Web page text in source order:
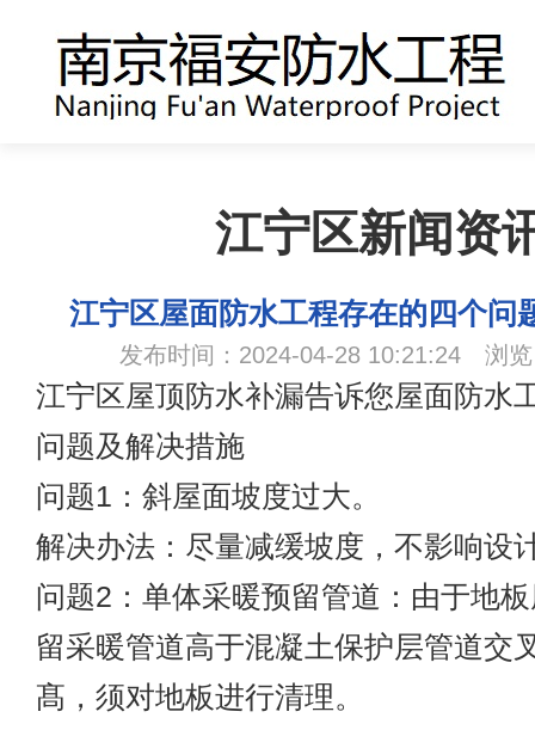
江宁区新闻资
江宁区屋面防水工程存在的四个问
发布时间：2024-04-28 10:21:24 浏览
江宁区屋顶防水补漏告诉您屋面防水
问题及解决措施
问题1：斜屋面坡度过大。
解决办法：尽量减缓坡度，不影响设
问题2：单体采暖预留管道：由于地
留采暖管道高于混凝土保护层管道交
髙，须对地板进行清理。